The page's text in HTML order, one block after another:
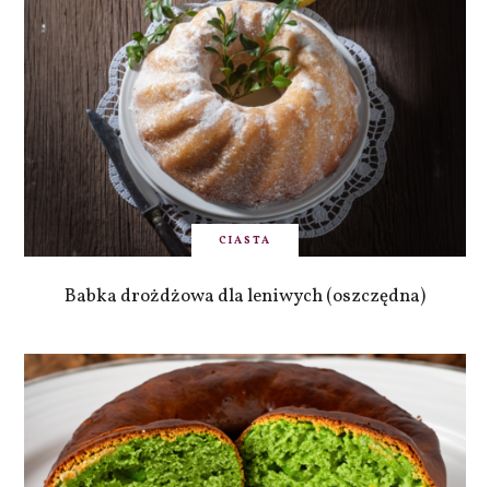
CIASTA
Babka drożdżowa dla leniwych (oszczędna)